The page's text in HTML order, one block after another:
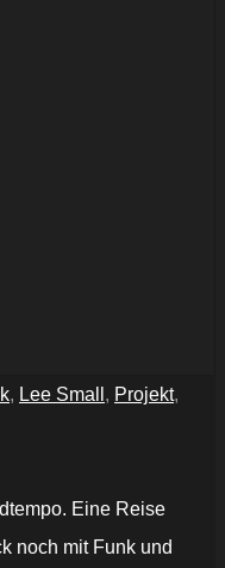
, Lee Small , Projekt,
Eine Reise
noch mit Funk und